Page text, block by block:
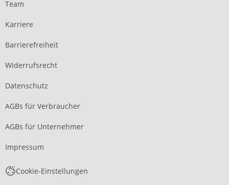
Team
Karriere
Barrierefreiheit
Widerrufsrecht
Datenschutz
AGBs für Verbraucher
AGBs für Unternehmer
Impressum
Cookie-Einstellungen